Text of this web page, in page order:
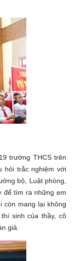
trường THCS trên
hỏi trắc nghiệm với
bộ, Luật phòng,
để tìm ra những em
còn mang lại không
sinh của thầy, cô
giả.